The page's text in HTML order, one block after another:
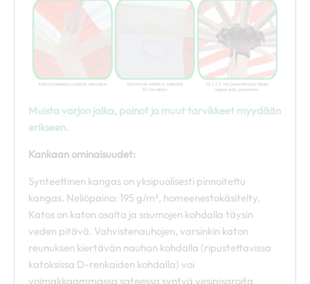
Muista varjon jalka, painot ja muut tarvikkeet myydään
erikseen.
Kankaan ominaisuudet:
Synteettinen kangas on yksipuolisesti pinnoitettu
kangas. Neliöpaino: 195 g/m², homeenestokäsitelty.
Katos on katon osalta ja saumojen kohdalla täysin
veden pitävä. Vahvistenauhojen, varsinkin katon
reunuksen kiertävän nauhan kohdalla (ripustettavissa
katoksissa D-renkaiden kohdalla) voi
voimakkaammassa sateessa syntyä vesipisaroita.